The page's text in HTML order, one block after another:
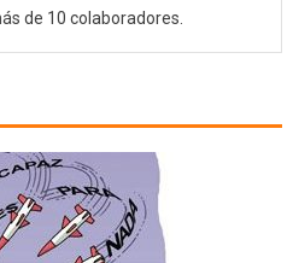
de 10 colaboradores.